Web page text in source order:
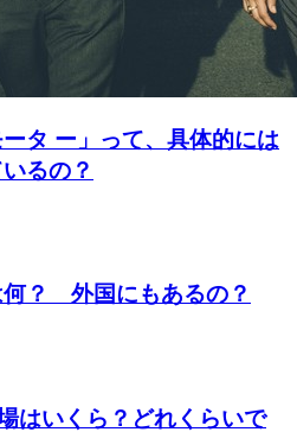
タ ー」って、具体的には
るの？
何？ 外国にもあるの？
はいくら？どれくらいで